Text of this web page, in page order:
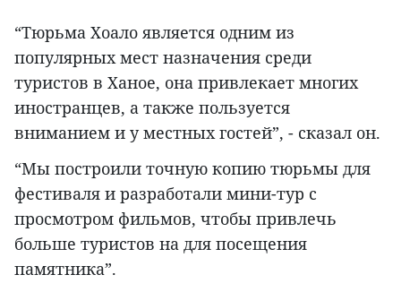
“Тюрьма Хоало является одним из
популярных мест назначения среди
туристов в Ханое, она привлекает многих
иностранцев, а также пользуется
вниманием и у местных гостей”, - сказал он.
“Мы построили точную копию тюрьмы для
фестиваля и разработали мини-тур с
просмотром фильмов, чтобы привлечь
больше туристов на для посещения
памятника”.